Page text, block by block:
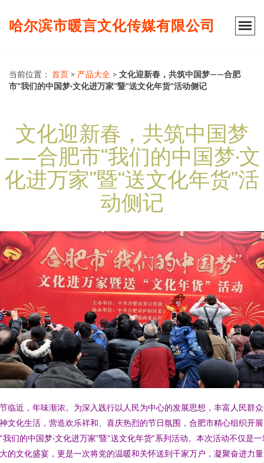
哈尔滨市暖言文化传媒有限公司
当前位置： 首页 > 产品大全 > 文化迎新春，共筑中国梦——合肥
市“我们的中国梦·文化进万家”暨“送文化年货”活动侧记
文化迎新春，共筑中国梦
——合肥市“我们的中国梦·文
化进万家”暨“送文化年货”活
动侧记
临近，年味渐浓。为深入践行以人民为中心的发展思想，丰富人民群
文化生活，营造欢乐祥和、喜庆热烈的节日氛围，合肥市精心组织开展
我们的中国梦·文化进万家”暨“送文化年货”系列活动。本次活动不仅是
的文化盛宴，更是一次将党的温暖和关怀送到千家万户，凝聚奋进力